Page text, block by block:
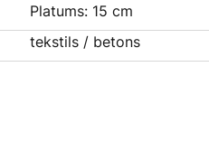
Platums: 15 cm
tekstils / betons